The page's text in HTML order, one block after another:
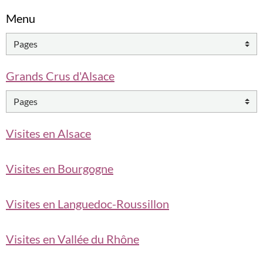
Menu
Grands Crus d'Alsace
Visites en Alsace
Visites en Bourgogne
Visites en Languedoc-Roussillon
Visites en Vallée du Rhône